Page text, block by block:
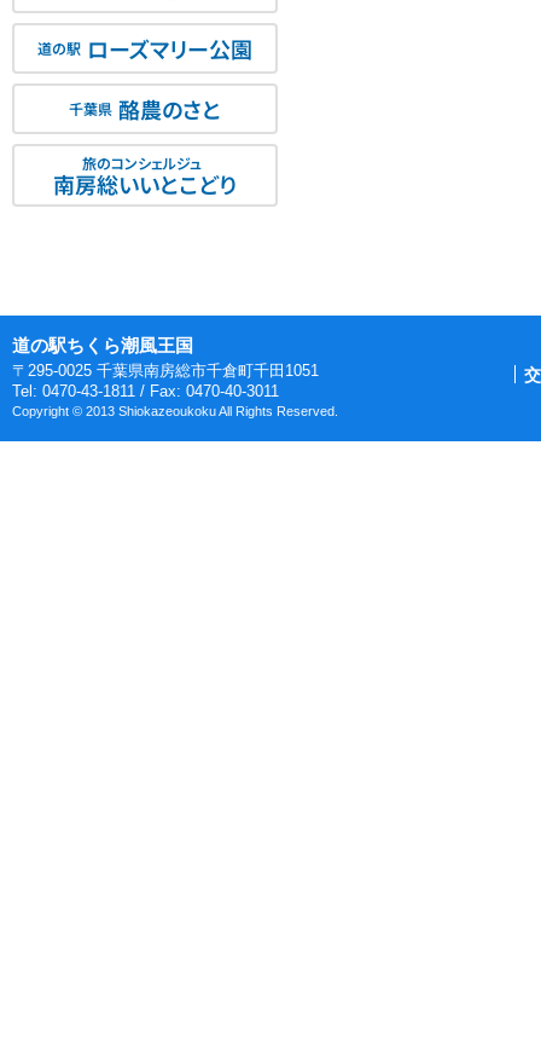
道の駅 ローズマリー公園
千葉県 酪農のさと
旅のコンシェルジュ
南房総いいとこどり
道の駅ちくら潮風王国
〒295-0025 千葉県南房総市千倉町千田1051
Tel: 0470-43-1811 / Fax: 0470-40-3011
Copyright © 2013 Shiokazeoukoku All Rights Reserved.